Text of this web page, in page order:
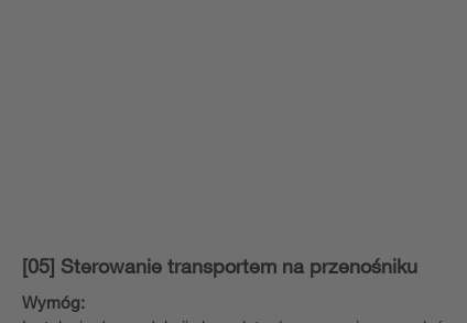
[05] Sterowanie transportem na przenośniku
Wymóg: